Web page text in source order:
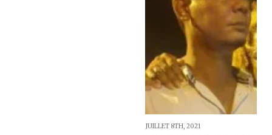
JUILLET 8TH, 2021